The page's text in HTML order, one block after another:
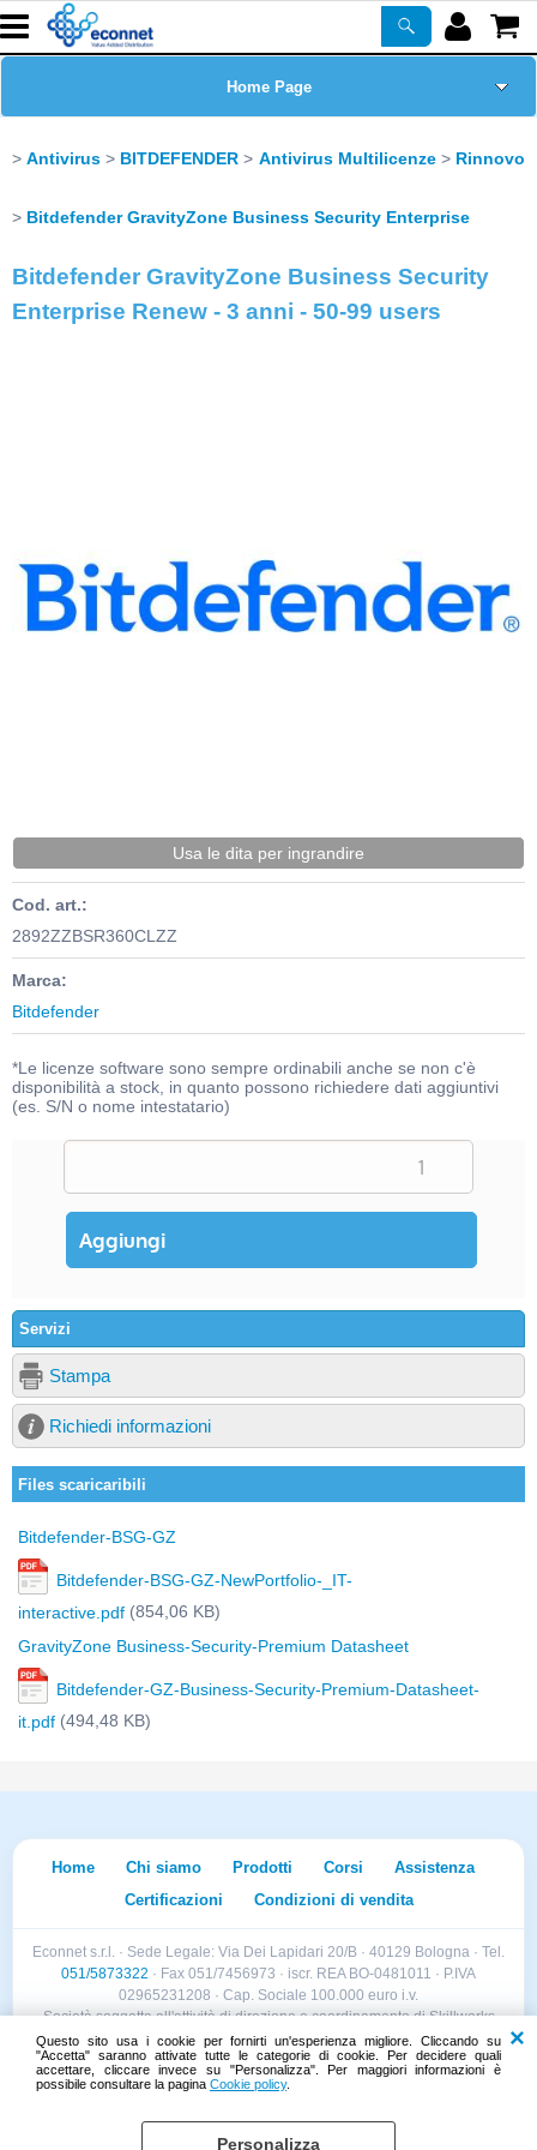
Questo sito usa i cookie per fornirti un'esperienza migliore. Cliccando su
"Accetta" saranno attivate tutte le categorie di cookie. Per decidere quali
accettare, cliccare invece su "Personalizza". Per maggiori informazioni è
possibile consultare la pagina Cookie policy.
Personalizza
Home Page
Prodotti
Corsi
Antivirus BITDEFENDER Antivirus Multilicenze Rinnovo
Bitdefender GravityZone Business Security Enterprise
Bitdefender GravityZone Business Security
Enterprise Renew - 3 anni - 50-99 users
Usa le dita per ingrandire
Cod. art.:
2892ZZBSR360CLZZ
Marca:
Bitdefender
*Le licenze software sono sempre ordinabili anche se non c'è
disponibilità a stock, in quanto possono richiedere dati aggiuntivi
(es. S/N o nome intestatario)
Servizi
Stampa
Richiedi informazioni
Files scaricaribili
Bitdefender-BSG-GZ
Bitdefender-BSG-GZ-NewPortfolio-_IT-
interactive.pdf (854,06 KB)
GravityZone Business-Security-Premium Datasheet
Bitdefender-GZ-Business-Security-Premium-Datasheet-
it.pdf (494,48 KB)
Home Chi siamo Prodotti Corsi
Assistenza
Certificazioni
Condizioni di vendita
Econnet s.r.l. · Sede Legale: Via Dei Lapidari 20/B · 40129 Bologna · Tel.
051/5873322 · Fax 051/7456973 · iscr. REA BO-0481011 · P.IVA
02965231208 · Cap. Sociale 100.000 euro i.v.
Società soggetta all'attività di direzione e coordinamento di Skillworks
Holding s.r.l. · Sede Legale: Via Vittorio Emanuele II 28 · Roncadelle (BS)
- C.F. 04151440981